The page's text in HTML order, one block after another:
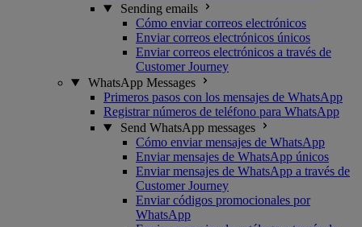
Sending emails
Cómo enviar correos electrónicos
Enviar correos electrónicos únicos
Enviar correos electrónicos a través de
Customer Journey
WhatsApp Messages
Primeros pasos con los mensajes de WhatsApp
Registrar números de teléfono para WhatsApp
Send WhatsApp messages
Cómo enviar mensajes de WhatsApp
Enviar mensajes de WhatsApp únicos
Enviar mensajes de WhatsApp a través de
Customer Journey
Enviar códigos promocionales por
WhatsApp